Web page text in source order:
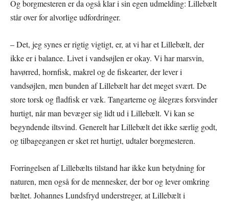
Og borgmesteren er da også klar i sin egen udmelding: Lillebælt
står over for alvorlige udfordringer.
– Det, jeg synes er rigtig vigtigt, er, at vi har et Lillebælt, der
ikke er i balance. Livet i vandsøjlen er okay. Vi har marsvin,
havørred, hornfisk, makrel og de fiskearter, der lever i
vandsøjlen, men bunden af Lillebælt har det meget svært. De
store torsk og fladfisk er væk. Tangarterne og ålegræs forsvinder
hurtigt, når man bevæger sig lidt ud i Lillebælt. Vi kan se
begyndende iltsvind. Generelt har Lillebælt det ikke særlig godt,
og tilbagegangen er sket ret hurtigt, udtaler borgmesteren.
Forringelsen af Lillebælts tilstand har ikke kun betydning for
naturen, men også for de mennesker, der bor og lever omkring
bæltet. Johannes Lundsfryd understreger, at Lillebælt i